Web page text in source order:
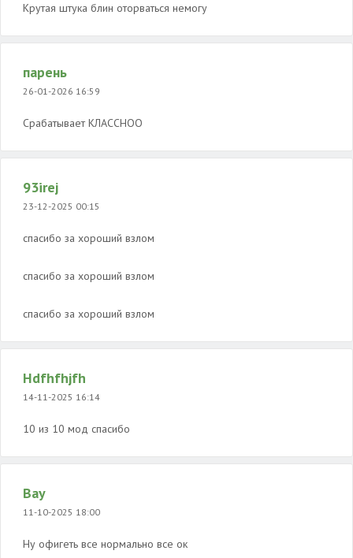
Крутая штука блин оторваться немогу
парень
26-01-2026 16:59
Срабатывает КЛАССНОО
93irej
23-12-2025 00:15
спасибо за хороший взлом
спасибо за хороший взлом
спасибо за хороший взлом
Hdfhfhjfh
14-11-2025 16:14
10 из 10 мод спасибо
Вау
11-10-2025 18:00
Ну офигеть все нормально все ок